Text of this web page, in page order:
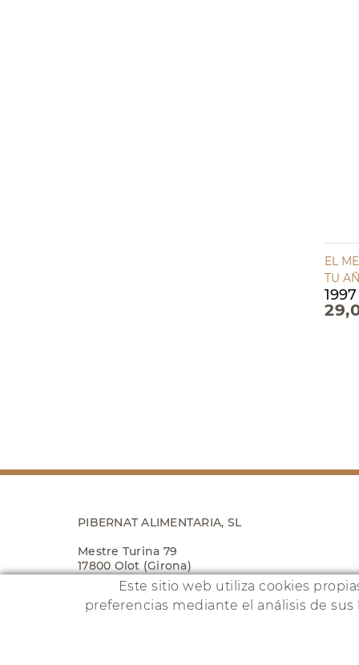
EL
TU
PIBERNAT ALIMENTARIA, SL
Mestre Turina 79
17800 Olot (Girona)
679 273 139
Este sitio web utiliza cookies
preferencias mediante el análisis de